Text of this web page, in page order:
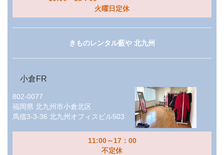
火曜日定休
きものレンタル藍や 北九州
小倉FR
802-0077
福岡県 北九州市小倉北区
馬借3-3-36 北九州オフィスビル503
11:00～17：00
不定休